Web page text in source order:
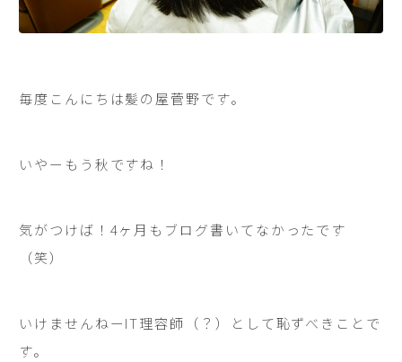
毎度こんにちは髪の屋菅野です。
いやーもう秋ですね！
気がつけば！4ヶ月もブログ書いてなかったです
（笑）
いけませんねーIT理容師（？）として恥ずべきことで
す。